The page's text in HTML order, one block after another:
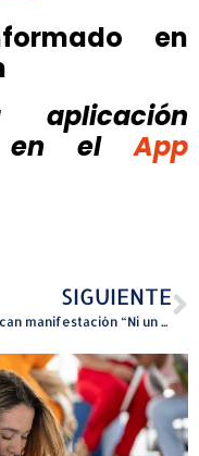
en
aplicación
en el
App
SIGUIENTE
Convocan manifestación “Ni un peso más para los buitres”